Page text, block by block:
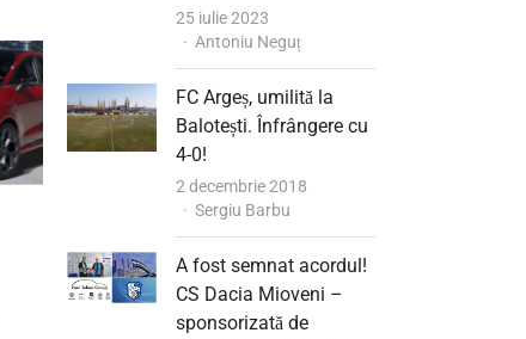
25 iulie 2023
Author
Antoniu Neguț
FC Argeș, umilită la
Balotești. Înfrângere cu
4-0!
2 decembrie 2018
Author
Sergiu Barbu
A fost semnat acordul!
CS Dacia Mioveni –
sponsorizată de